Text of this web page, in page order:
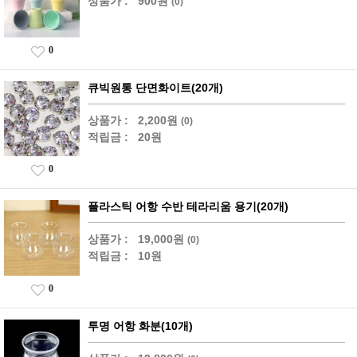
0
큐빅원통 단면화이트(20개)
상품가 : 2,200원 (0)
적립금 : 20원
0
플라스틱 어항 수반 테라리움 용기(20개)
상품가 : 19,000원 (0)
적립금 : 10원
0
투명 어항 화분(10개)